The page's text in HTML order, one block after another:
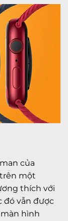
của
một
thích với
đó vẫn được
hình